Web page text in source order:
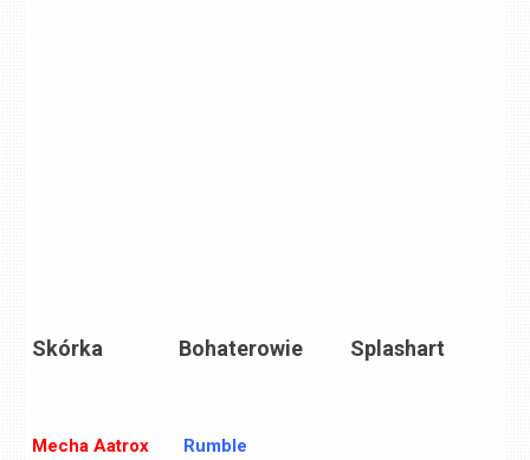
Skórka Bohaterowie Splashart
Mecha Aatrox Rumble